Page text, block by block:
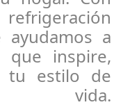
refrigeración
a
que inspire,
tu estilo de
vida.